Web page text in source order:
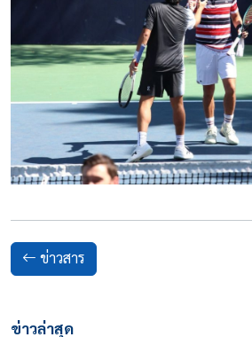
ข่าวสาร
ข่าวล่าสุด